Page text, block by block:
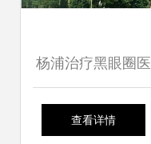
杨浦治疗黑眼圈医
院推荐及常见问题
查看详情